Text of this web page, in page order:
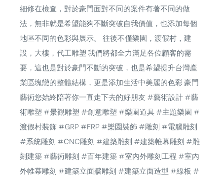
細修在檢查，對於豪門面對不同的案件有著不同的做
法，無非就是希望能夠不斷突破自我價值，也添加每個
地區不同的色彩與展示。 往後不僅樂園，渡假村，建
設，大樓，代工雕塑 我們將都全力滿足各位顧客的需
要，這也是對於豪門不斷的突破，也是希望提升台灣產
業區塊戀的整體結構，更是添加生活中美麗的色彩 豪門
藝術您始終陪著你一直走下去的好朋友 #藝術設計#藝
術雕塑 #景觀雕塑 #創意雕塑 #樂園道具#主題樂園 #
渡假村裝飾 #GRP#FRP#樂園裝飾 #雕刻 #電腦雕刻
#系統雕刻 #CNC雕刻 #建築雕刻 #建築帷幕雕刻 #雕
刻建築#藝術雕刻 #百年建築#室內外雕刻工程 #室內
外帷幕雕刻 #建築立面牆雕刻 #建築立面造型 #線板 #